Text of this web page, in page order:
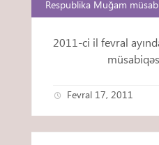
Respublika Muğam
2011-ci il fevral
Fevral 17, 2011